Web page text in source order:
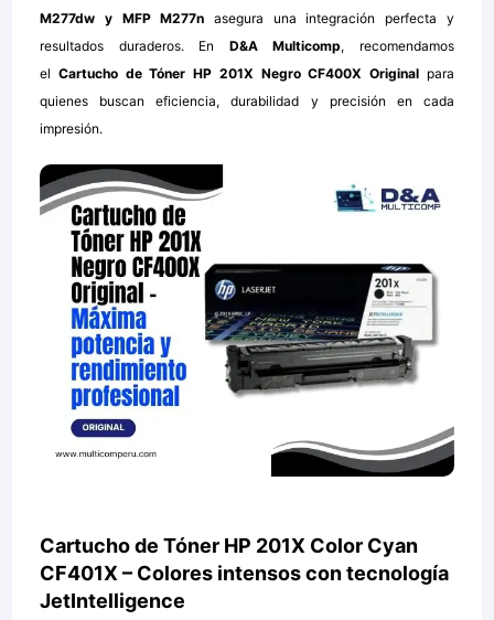
M277dw y MFP M277n asegura una integración perfecta y
resultados duraderos. En D&A Multicomp, recomendamos
el Cartucho de Tóner HP 201X Negro CF400X Original para
quienes buscan eficiencia, durabilidad y precisión en cada
impresión.
Cartucho de Tóner HP 201X Color Cyan
CF401X – Colores intensos con tecnología
JetIntelligence